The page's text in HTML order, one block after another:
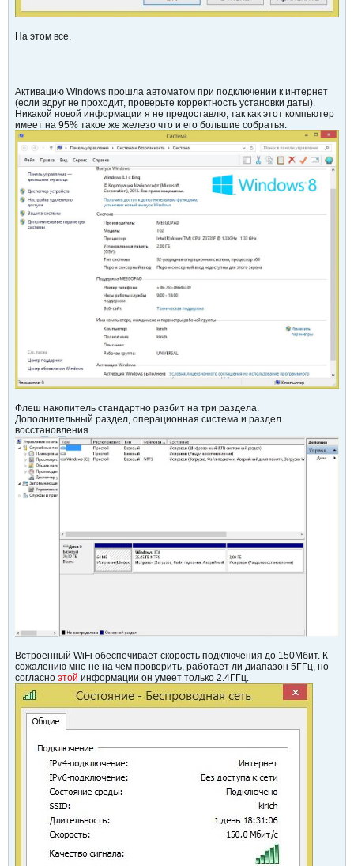
На этом все.
Активацию Windows прошла автоматом при подключении к интернет
(если вдруг не проходит, проверьте корректность установки даты).
Никакой новой информации я не предоставлю, так как этот компьютер
имеет на 95% такое же железо что и его большие собратья.
Флеш накопитель стандартно разбит на три раздела.
Дополнительный раздел, операционная система и раздел
восстановления.
Встроенный WiFi обеспечивает скорость подключения до 150Мбит. К
сожалению мне не на чем проверить, работает ли диапазон 5ГГц, но
согласно этой информации он умеет только 2.4ГГц.